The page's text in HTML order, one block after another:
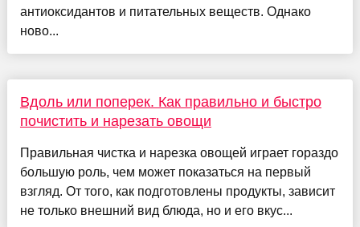
антиоксидантов и питательных веществ. Однако
ново...
Вдоль или поперек. Как правильно и быстро
почистить и нарезать овощи
Правильная чистка и нарезка овощей играет гораздо
большую роль, чем может показаться на первый
взгляд. От того, как подготовлены продукты, зависит
не только внешний вид блюда, но и его вкус...